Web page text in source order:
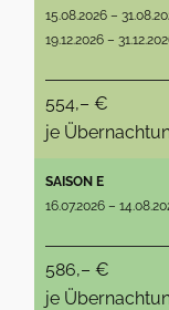
15.08.2026 –
19.12.2026 –
554,– €
je
SAISON E
16.07.2026 –
586,– €
je